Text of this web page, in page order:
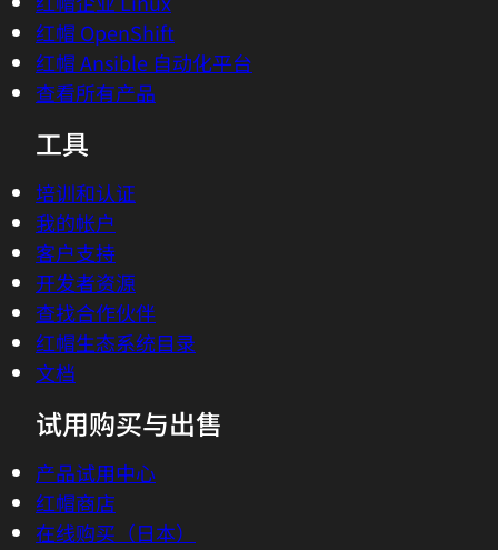
红帽 OpenShift
红帽 Ansible 自动化平台
查看所有产品
工具
培训和认证
我的帐户
客户支持
开发者资源
查找合作伙伴
红帽生态系统目录
文档
试用购买与出售
产品试用中心
红帽商店
在线购买（日本）